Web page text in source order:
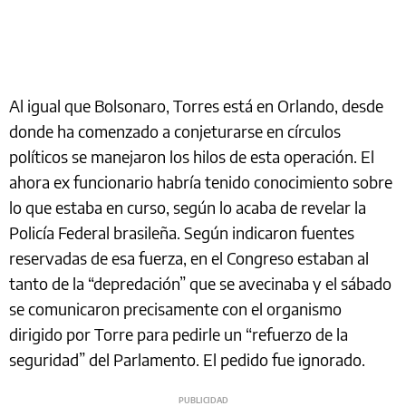
Al igual que Bolsonaro, Torres está en Orlando, desde
donde ha comenzado a conjeturarse en círculos
políticos se manejaron los hilos de esta operación. El
ahora ex funcionario habría tenido conocimiento sobre
lo que estaba en curso, según lo acaba de revelar la
Policía Federal brasileña. Según indicaron fuentes
reservadas de esa fuerza, en el Congreso estaban al
tanto de la “depredación” que se avecinaba y el sábado
se comunicaron precisamente con el organismo
dirigido por Torre para pedirle un “refuerzo de la
seguridad” del Parlamento. El pedido fue ignorado.